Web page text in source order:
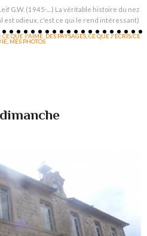
G.W. (1945-....) La véritable histoire du nez
est odieux, c'est ce qui le rend intéressant)
:CE QUE J'AIME. DES PAYSAGES ,CE QUE J'ECRIS/CE
MES PHOTOS